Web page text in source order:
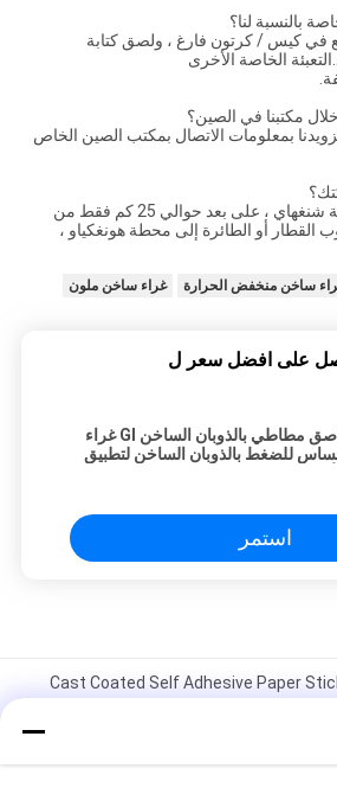
بالنسبة لنا؟
في كيس / كرتون فارغ ، ولصق كتابة
الخاصة الأخرى
مكتبنا في الصين؟
بمعلومات الاتصال بمكتب الصين الخاص
ج: نحن موجودون في مدينة شنغهاي ، على بعد حوالي 25 كم فقط من
القطار أو الطائرة إلى محطة هونغكياو ،
ساخن منخفض الحرارة غراء ساخن ملون
على افضل سعر ل
لاصق مطاطي بالذوبان الساخن Gl غراء
للضغط بالذوبان الساخن لتطبيق
استمر
Cast Coated Self Adhesive Paper
Skin care safe Raw Materials For Baby